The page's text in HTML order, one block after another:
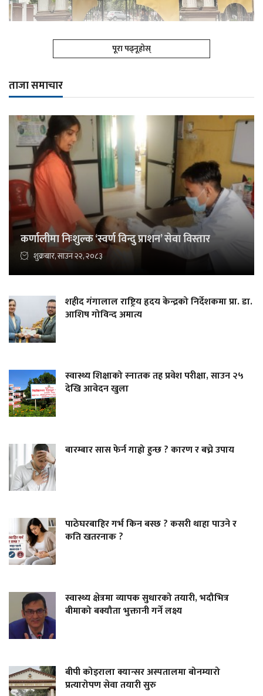
पूरा पढ्नूहोस्
ताजा समाचार
कर्णालीमा निःशुल्क ‘स्वर्ण विन्दु प्राशन’ सेवा विस्तार
शुक्रबार, साउन २२, २०८३
शहीद गंगालाल राष्ट्रिय हृदय केन्द्रको निर्देशकमा प्रा. डा.
आशिष गोविन्द अमात्य
स्वास्थ्य शिक्षाको स्नातक तह प्रवेश परीक्षा, साउन २५
देखि आवेदन खुला
बारम्बार सास फेर्न गाह्रो हुन्छ ? कारण र बच्ने उपाय
पाठेघरबाहिर गर्भ किन बस्छ ? कसरी थाहा पाउने र
कति खतरनाक ?
स्वास्थ्य क्षेत्रमा व्यापक सुधारको तयारी, भदौभित्र
बीमाको बक्यौता भुक्तानी गर्ने लक्ष्य
बीपी कोइराला क्यान्सर अस्पतालमा बोनम्यारो
प्रत्यारोपण सेवा तयारी सुरु